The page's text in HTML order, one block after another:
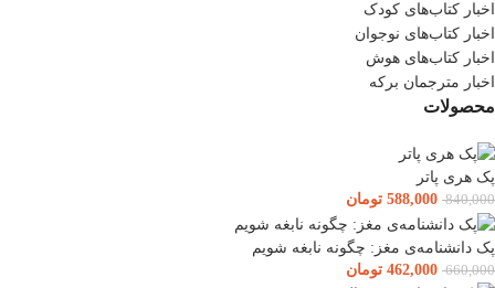
اخبار کتاب‌های کودک
اخبار کتاب‌های نوجوان
اخبار کتاب‌های هوش
اخبار مترجمان برکه
محصولات
پک هری پاتر
840,000
588,000 تومان
پک دانشنامه‌ی مغز: چگونه نابغه شویم
660,000
462,000 تومان